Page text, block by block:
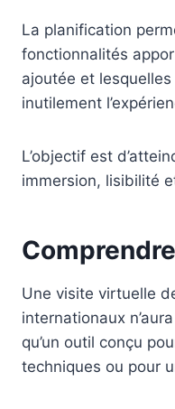
La planification
fonctionnalités
ajoutée et
inutilement
L’objectif est
immersion, lisibilité
Une visite virtuelle
internationaux
qu’un outil conçu
techniques ou pour